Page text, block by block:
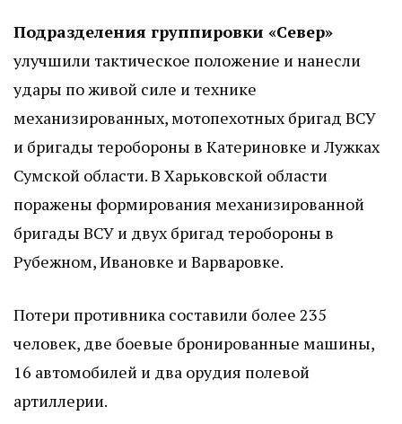
Подразделения группировки «Север»
улучшили тактическое положение и нанесли
удары по живой силе и технике
механизированных, мотопехотных бригад ВСУ
и бригады теробороны в Катериновке и Лужках
Сумской области. В Харьковской области
поражены формирования механизированной
бригады ВСУ и двух бригад теробороны в
Рубежном, Ивановке и Варваровке.
Потери противника составили более 235
человек, две боевые бронированные машины,
16 автомобилей и два орудия полевой
артиллерии.